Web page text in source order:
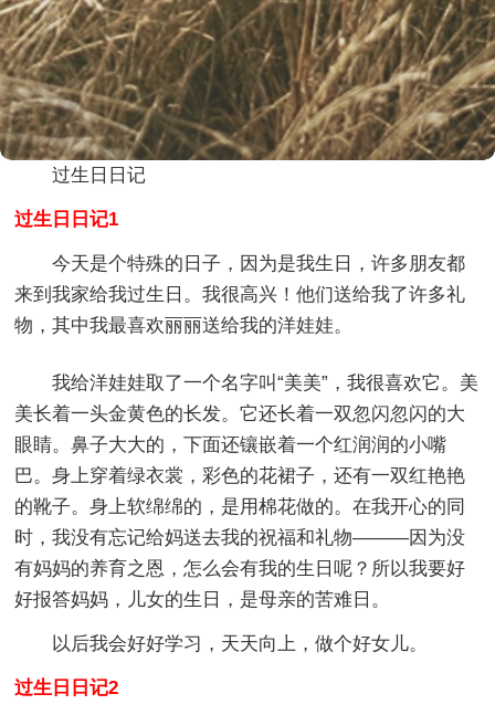
过生日日记
过生日日记1
今天是个特殊的日子，因为是我生日，许多朋友都
来到我家给我过生日。我很高兴！他们送给我了许多礼
物，其中我最喜欢丽丽送给我的洋娃娃。
我给洋娃娃取了一个名字叫“美美”，我很喜欢它。美
美长着一头金黄色的长发。它还长着一双忽闪忽闪的大
眼睛。鼻子大大的，下面还镶嵌着一个红润润的小嘴
巴。身上穿着绿衣裳，彩色的花裙子，还有一双红艳艳
的靴子。身上软绵绵的，是用棉花做的。在我开心的同
时，我没有忘记给妈送去我的祝福和礼物———因为没
有妈妈的养育之恩，怎么会有我的生日呢？所以我要好
好报答妈妈，儿女的生日，是母亲的苦难日。
以后我会好好学习，天天向上，做个好女儿。
过生日日记2